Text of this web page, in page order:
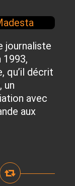
journaliste
qu’il décrit
un
avec
aux